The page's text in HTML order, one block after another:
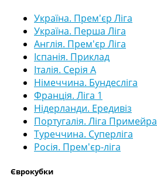
Україна. Прем'єр Ліга
Україна. Перша Ліга
Англія. Прем'єр Ліга
Іспанія. Приклад
Італія. Серія А
Німеччина. Бундесліга
Франція. Ліга 1
Нідерланди. Ередивіз
Португалія. Ліга Примейра
Туреччина. Суперліга
Росія. Прем'єр-ліга
Єврокубки